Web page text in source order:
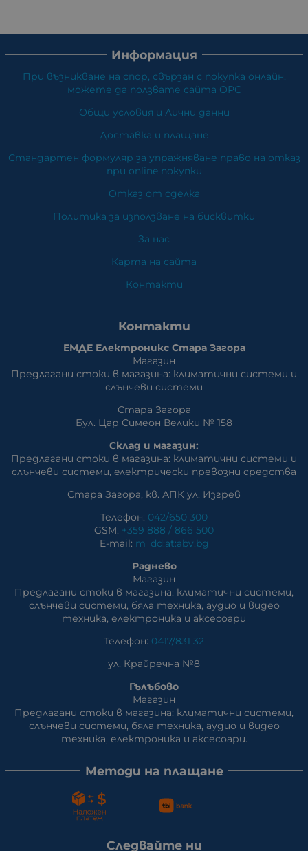
Информация
При възникване на спор, свързан с покупка онлайн,
можете да ползвате сайта ОРС
Общи условия и Лични данни
Доставка и плащане
Стандартен формуляр за упражняване право на отказ
при online покупки
Отказ от сделка
Политика за използване на бисквитки
За нас
Карта на сайта
Контакти
Контакти
ЕМДЕ Електроникс Стара Загора
Магазин
Предлагани стоки в магазина: климатични системи и
слънчеви системи
Стара Загора
Бул. Цар Симеон Велики № 158
Склад и магазин:
Предлагани стоки в магазина: климатични системи и
слънчеви системи, eлектрически превозни средства
Стара Загора, кв. АПК ул. Изгрев
Телефон: 042/650 300
GSM: +359 888 / 866 500
E-mail: m_dd:at:abv.bg
Раднево
Магазин
Предлагани стоки в магазина: климатични системи,
слънчеви системи, бяла техника, аудио и видео
техника, електроника и аксесоари
Телефон: 0417/831 32
ул. Крайречна №8
Гълъбово
Магазин
Предлагани стоки в магазина: климатични системи,
слънчеви системи, бяла техника, аудио и видео
техника, електроника и аксесоари.
Методи на плащане
Следвайте ни